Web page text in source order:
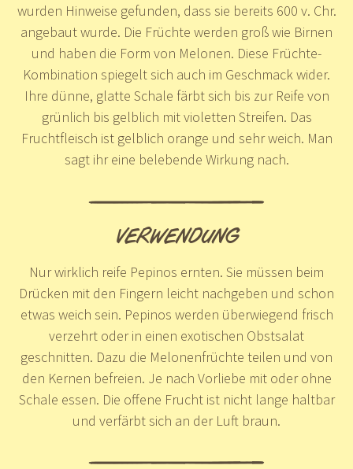
wurden Hinweise gefunden, dass sie bereits 600 v. Chr.
angebaut wurde. Die Früchte werden groß wie Birnen
und haben die Form von Melonen. Diese Früchte-
Kombination spiegelt sich auch im Geschmack wider.
Ihre dünne, glatte Schale färbt sich bis zur Reife von
grünlich bis gelblich mit violetten Streifen. Das
Fruchtfleisch ist gelblich orange und sehr weich. Man
sagt ihr eine belebende Wirkung nach.
VERWENDUNG
Nur wirklich reife Pepinos ernten. Sie müssen beim
Drücken mit den Fingern leicht nachgeben und schon
etwas weich sein. Pepinos werden überwiegend frisch
verzehrt oder in einen exotischen Obstsalat
geschnitten. Dazu die Melonenfrüchte teilen und von
den Kernen befreien. Je nach Vorliebe mit oder ohne
Schale essen. Die offene Frucht ist nicht lange haltbar
und verfärbt sich an der Luft braun.